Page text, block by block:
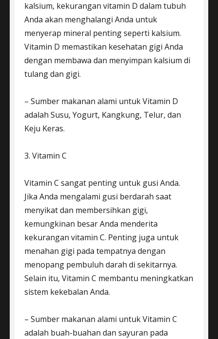
kalsium, kekurangan vitamin D dalam tubuh
Anda akan menghalangi Anda untuk
menyerap mineral penting seperti kalsium.
Vitamin D memastikan kesehatan gigi Anda
dengan membawa dan menyimpan kalsium di
tulang dan gigi.
– Sumber makanan alami untuk Vitamin D
adalah Susu, Yogurt, Kangkung, Telur, dan
Keju Keras.
3. Vitamin C
Vitamin C sangat penting untuk gusi Anda.
Jika Anda mengalami gusi berdarah saat
menyikat dan membersihkan gigi,
kemungkinan besar Anda menderita
kekurangan vitamin C. Penting juga untuk
menahan gigi pada tempatnya dengan
menopang pembuluh darah di sekitarnya.
Selain itu, Vitamin C membantu meningkatkan
sistem kekebalan Anda.
– Sumber makanan alami untuk Vitamin C
adalah buah-buahan dan sayuran pada